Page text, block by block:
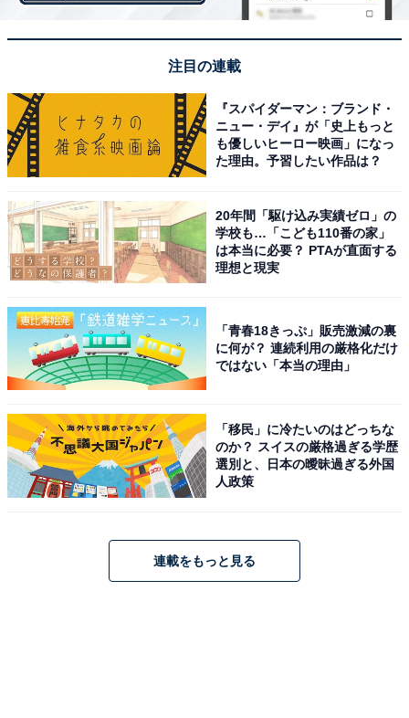
麗で、ラップ調のものもこなすことができる」（埼玉
県・20代女性）などのコメントが寄せられました。
＞7位までの全ランキング結果を見る
※回答者のコメントは原文ママです
【ジャニーズWESTのCDやBlu-Rayをチェック！】
この記事の筆者：ゆるま 小林
長年にわたってテレビ局でバラエティ番組、情報番
組などを制作。その後、フリーランスの編集・ライ
ターに転身。芸能情報に精通し、週刊誌、ネットニ
ュースでテレビや芸能人に関するコラムなどを執
筆。編集プロダクション「ゆるま」を立ち上げる。
注目の連載
『スパイダーマン：ブランド・
ニュー・デイ』が「史上もっと
も優しいヒーロー映画」になっ
た理由。予習したい作品は？
20年間「駆け込み実績ゼロ」の
学校も…「こども110番の家」
は本当に必要？ PTAが直面する
理想と現実
「青春18きっぷ」販売激減の裏
に何が？ 連続利用の厳格化だけ
ではない「本当の理由」
「移民」に冷たいのはどっちな
のか？ スイスの厳格過ぎる学歴
選別と、日本の曖昧過ぎる外国
人政策
連載をもっと見る